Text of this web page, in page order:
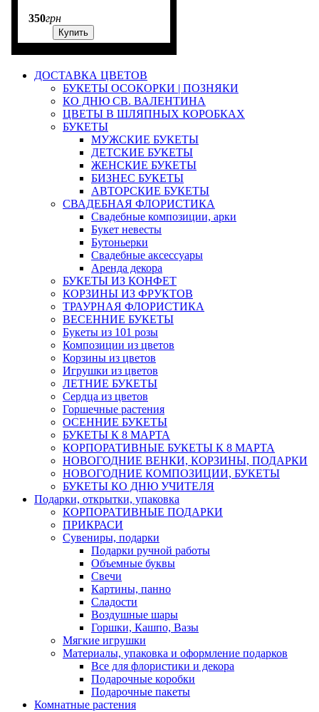
350грн
Купить
ДОСТАВКА ЦВЕТОВ
БУКЕТЫ ОСОКОРКИ | ПОЗНЯКИ
КО ДНЮ СВ. ВАЛЕНТИНА
ЦВЕТЫ В ШЛЯПНЫХ КОРОБКАХ
БУКЕТЫ
МУЖСКИЕ БУКЕТЫ
ДЕТСКИЕ БУКЕТЫ
ЖЕНСКИЕ БУКЕТЫ
БИЗНЕС БУКЕТЫ
АВТОРСКИЕ БУКЕТЫ
СВАДЕБНАЯ ФЛОРИСТИКА
Свадебные композиции, арки
Букет невесты
Бутоньерки
Свадебные аксессуары
Аренда декора
БУКЕТЫ ИЗ КОНФЕТ
КОРЗИНЫ ИЗ ФРУКТОВ
ТРАУРНАЯ ФЛОРИСТИКА
ВЕСЕННИЕ БУКЕТЫ
Букеты из 101 розы
Композиции из цветов
Корзины из цветов
Игрушки из цветов
ЛЕТНИЕ БУКЕТЫ
Сердца из цветов
Горшечные растения
ОСЕННИЕ БУКЕТЫ
БУКЕТЫ К 8 МАРТА
КОРПОРАТИВНЫЕ БУКЕТЫ К 8 МАРТА
НОВОГОДНИЕ ВЕНКИ, КОРЗИНЫ, ПОДАРКИ
НОВОГОДНИЕ КОМПОЗИЦИИ, БУКЕТЫ
БУКЕТЫ КО ДНЮ УЧИТЕЛЯ
Подарки, открытки, упаковка
КОРПОРАТИВНЫЕ ПОДАРКИ
ПРИКРАСИ
Сувениры, подарки
Подарки ручной работы
Объемные буквы
Свечи
Картины, панно
Сладости
Воздушные шары
Горшки, Кашпо, Вазы
Мягкие игрушки
Материалы, упаковка и оформление подарков
Все для флористики и декора
Подарочные коробки
Подарочные пакеты
Комнатные растения